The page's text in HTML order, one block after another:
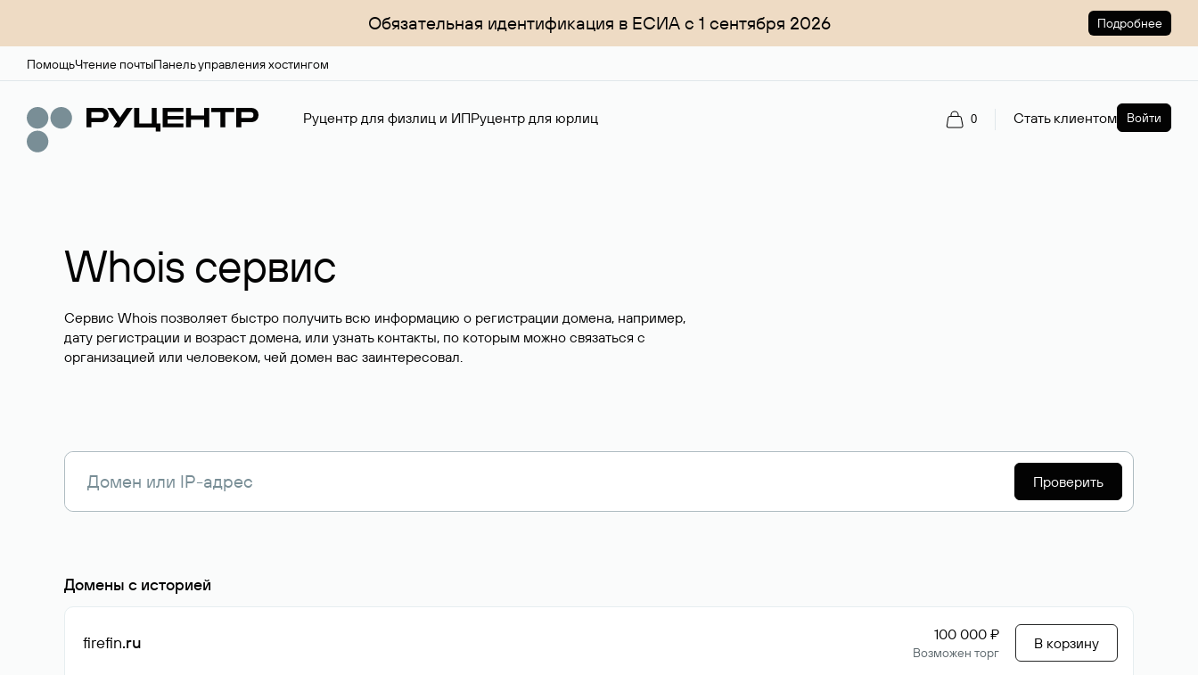
Обязательная идентификация в ЕСИА с 1 сентября 2026 Подробнее
ПомощьЧтение почтыПанель управления хостингом
Руцентр для физлиц и ИПРуцентр для юрлиц 0 Стать клиентом Войти
Whois сервис
Сервис Whois позволяет быстро получить всю информацию о регистрации домена, например,
дату регистрации и возраст домена, или узнать контакты, по которым можно связаться с
организацией или человеком, чей домен вас заинтересовал.
Проверить
Домены с историей
firefin.ru 100 000 ₽
Возможен торг
В корзину